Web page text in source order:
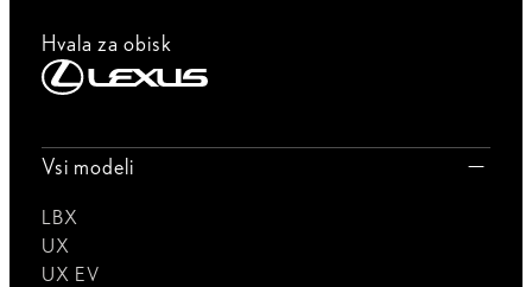
Hvala za obisk
Vsi modeli
LBX
UX
UX EV